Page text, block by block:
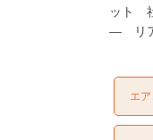
ット
― リア
エ